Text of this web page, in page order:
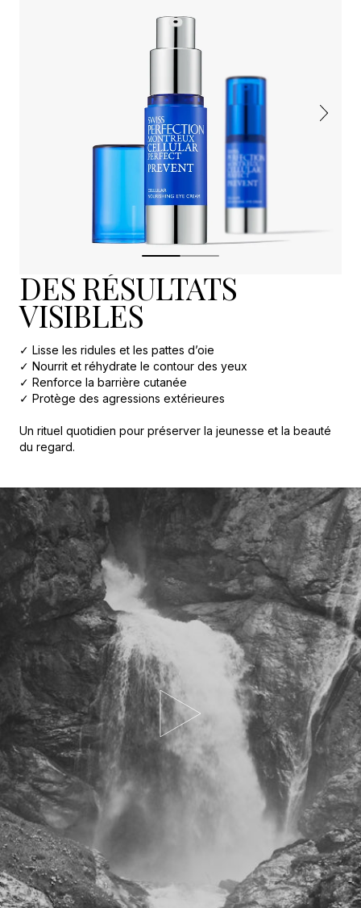
DES RÉSULTATS
VISIBLES
✓ Lisse les ridules et les pattes d’oie
✓ Nourrit et réhydrate le contour des yeux
✓ Renforce la barrière cutanée
✓ Protège des agressions extérieures
Un rituel quotidien pour préserver la jeunesse et la beauté
du regard.